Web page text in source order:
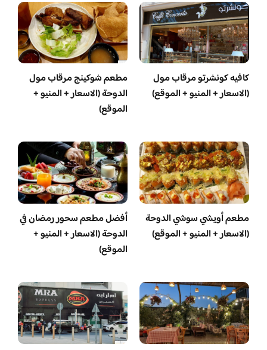
كافيه كونشرتو مرقاب مول
(الاسعار + المنيو + الموقع)
مطعم شوكينج مرقاب مول
الدوحة (الاسعار + المنيو +
الموقع)
مطعم أويشي سوشي الدوحة
(الاسعار + المنيو + الموقع)
أفضل مطعم سحور رمضان في
الدوحة (الاسعار + المنيو +
الموقع)